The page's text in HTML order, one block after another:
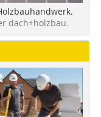
dach+holzbau.